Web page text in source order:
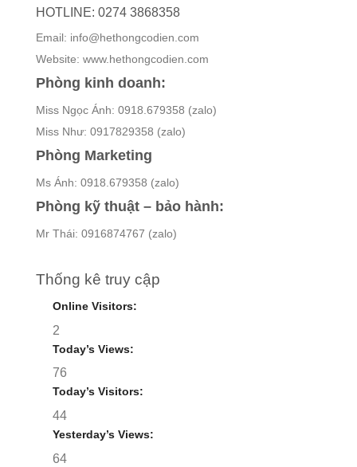
HOTLINE: 0274 3868358
Email: info@hethongcodien.com
Website: www.hethongcodien.com
Phòng kinh doanh:
Miss Ngọc Ánh: 0918.679358 (zalo)
Miss Như: 0917829358 (zalo)
Phòng Marketing
Ms Ánh: 0918.679358 (zalo)
Phòng kỹ thuật – bảo hành:
Mr Thái: 0916874767 (zalo)
Thống kê truy cập
Online Visitors:
2
Today’s Views:
76
Today’s Visitors:
44
Yesterday’s Views:
64